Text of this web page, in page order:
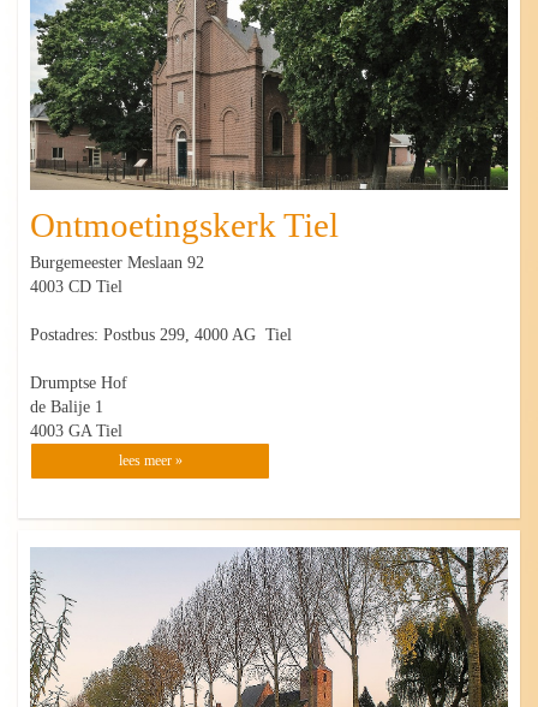
Ontmoetingskerk Tiel
Burgemeester Meslaan 92
4003 CD Tiel
Postadres: Postbus 299, 4000 AG Tiel
Drumptse Hof
de Balije 1
4003 GA Tiel
lees meer »